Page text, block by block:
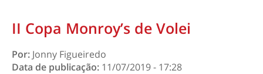
II Copa Monroy’s de Volei
Por: Jonny Figueiredo
Data de publicação: 11/07/2019 - 17:28